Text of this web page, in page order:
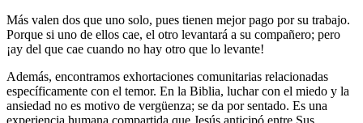
Más valen dos que uno solo, pues tienen mejor pago por su trabajo.
Porque si uno de ellos cae, el otro levantará a su compañero; pero
¡ay del que cae cuando no hay otro que lo levante!
Además, encontramos exhortaciones comunitarias relacionadas
específicamente con el temor. En la Biblia, luchar con el miedo y la
ansiedad no es motivo de vergüenza; se da por sentado. Es una
experiencia humana compartida que Jesús anticipó entre Sus